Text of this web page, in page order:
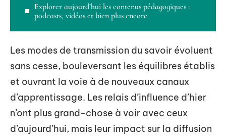
Explorer aujourd’hui les contenus pédagogiques :
podcasts, vidéos et bien plus encore
Les modes de transmission du savoir évoluent
sans cesse, bouleversant les équilibres établis
et ouvrant la voie à de nouveaux canaux
d’apprentissage. Les relais d’influence d’hier
n’ont plus grand-chose à voir avec ceux
d’aujourd’hui, mais leur impact sur la diffusion